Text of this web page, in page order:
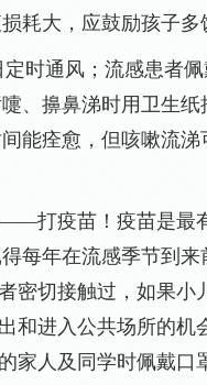
损耗大，应鼓励孩
时通风；流感患者
、擤鼻涕时用卫生
能痊愈，但咳嗽流涕
打疫苗！疫苗是最
每年在流感季节到来
密切接触过，如果
和进入公共场所的机
家人及同学时佩戴口